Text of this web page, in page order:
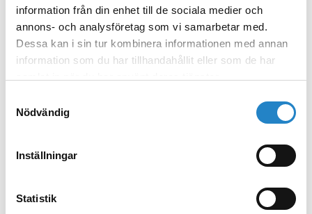
information från din enhet till de sociala medier och
annons- och analysföretag som vi samarbetar med.
Dessa kan i sin tur kombinera informationen med annan
information som du har tillhandahållit eller som de har
Nödvändig
Inställningar
Statistik